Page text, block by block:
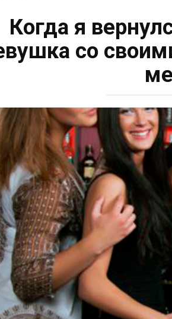
Когда я
со